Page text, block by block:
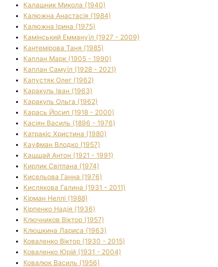
Калашник Микола (1940)
Калюжна Анастасія (1984)
Калюжна Ірина (1975)
Камінський Еммануїл (1927 - 2009)
Кантемірова Таня (1985)
Каплан Марк (1905 - 1990)
Каплан Самуїл (1928 - 2021)
Капустяк Олег (1962)
Каракуль Іван (1963)
Каракуль Ольга (1962)
Карась Йосип (1918 - 2000)
Касіян Василь (1896 - 1976)
Катракіс Христина (1980)
Кауфман Влодко (1957)
Кашшай Антон (1921 - 1991)
Кирлик Світлана (1974)
Кисельова Ганна (1976)
Кислякова Галина (1931 - 2011)
Кірман Неллі (1988)
Кірпенко Надія (1936)
Ключников Віктор (1957)
Клюшкина Лариса (1963)
Коваленко Віктор (1930 - 2015)
Коваленко Юрій (1931 - 2004)
Ковалюк Василь (1956)